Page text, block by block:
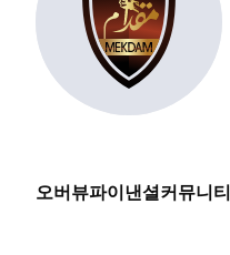
오버뷰파이낸셜커뮤니티